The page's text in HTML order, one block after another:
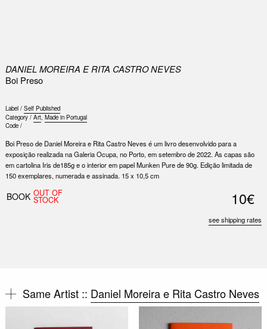
DANIEL MOREIRA E RITA CASTRO NEVES
Boi Preso
Label / Self Published
Category / Art, Made in Portugal
Code /
Boi Preso de Daniel Moreira e Rita Castro Neves é um livro desenvolvido para a
exposição realizada na Galeria Ocupa, no Porto, em setembro de 2022. As capas são
em cartolina Iris de185g e o interior em papel Munken Pure de 90g. Edição limitada de
150 exemplares, numerada e assinada. 15 x 10,5 cm
BOOK OUT OF
STOCK 10€
see shipping rates
Same Artist :: Daniel Moreira e Rita Castro Neves